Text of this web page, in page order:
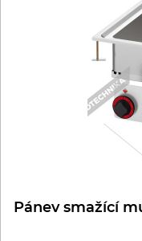
Vařiče a
Nástroje
Vodní lázně
Pánev smažící